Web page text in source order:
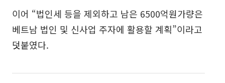
이어 “법인세 등을 제외하고 남은 6500억원가량은
베트남 법인 및 신사업 주자에 활용할 계획”이라고
덧붙였다.